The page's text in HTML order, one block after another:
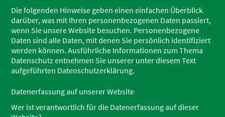
Die folgenden Hinweise geben einen einfachen Überblick
darüber, was mit Ihren personenbezogenen Daten passiert,
wenn Sie unsere Website besuchen. Personenbezogene
Daten sind alle Daten, mit denen Sie persönlich identifiziert
werden können. Ausführliche Informationen zum Thema
Datenschutz entnehmen Sie unserer unter diesem Text
aufgeführten Datenschutzerklärung.
Datenerfassung auf unserer Website
Wer ist verantwortlich für die Datenerfassung auf dieser